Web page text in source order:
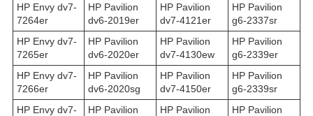
HP Envy dv7-
7264er
HP Pavilion
dv6-2019er
HP Pavilion
dv7-4121er
HP Pavilion
g6-2337sr
HP Envy dv7-
7265er
HP Pavilion
dv6-2020er
HP Pavilion
dv7-4130ew
HP Pavilion
g6-2339er
HP Envy dv7-
7266er
HP Pavilion
dv6-2020sg
HP Pavilion
dv7-4150er
HP Pavilion
g6-2339sr
HP Envy dv7-
HP Pavilion
HP Pavilion
HP Pavilion